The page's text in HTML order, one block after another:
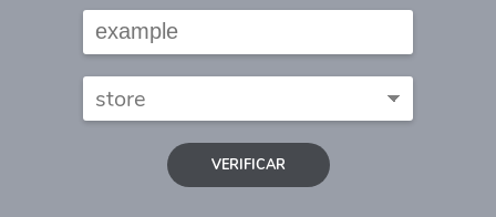
VERIFICAR